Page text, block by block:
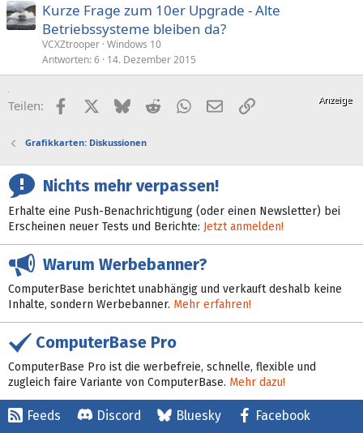
Kurze Frage zum 10er Upgrade - Alte
Betriebssysteme bleiben da?
VCXZtrooper Windows 10
Antworten 6 14. Dezember 2015
Teilen: FacebookX (Twitter)
BlueskyRedditWhatsApp
E-MailLink
Grafikkarten: Diskussionen
Nichts mehr verpassen!
Erhalte eine Push-Benachrichtigung (oder einen Newsletter) bei
Erscheinen neuer Tests und Berichte: Jetzt anmelden!
Warum Werbebanner?
ComputerBase berichtet unabhängig und verkauft deshalb keine
Inhalte, sondern Werbebanner. Mehr erfahren!
ComputerBase Pro
ComputerBase Pro ist die werbefreie, schnelle, flexible und
zugleich faire Variante von ComputerBase. Mehr dazu!
Feeds Discord Bluesky Facebook